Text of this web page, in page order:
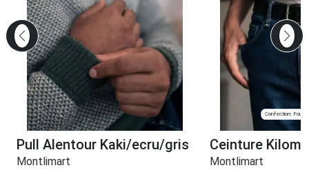
Pull Alentour Kaki/ecru/gris
Montlimart
Confection:
Ceinture
Montlimart